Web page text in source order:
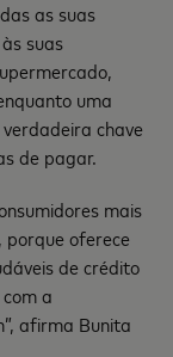
as suas
suas
uma
chave
de pagar.
mais
porque oferece
de crédito
a
afirma Bunita